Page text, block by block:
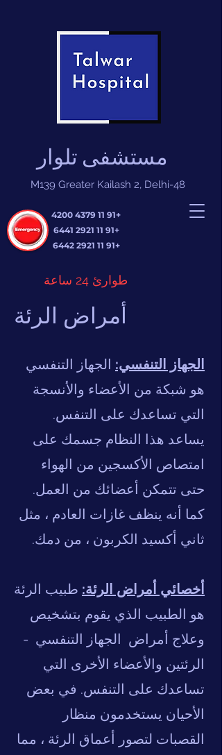
مستشفى تلوار
+91 11 4379 4200
+91 11 2921 6441
+91 11 2921 6442
طوارئ 24 ساعة
M139 Greater Kailash 2, Delhi-48
أمراض الرئة
الجهاز التنفسي: الجهاز التنفسي
هو شبكة من الأعضاء والأنسجة
التي تساعدك على التنفس.
يساعد هذا النظام جسمك على
امتصاص الأكسجين من الهواء
حتى تتمكن أعضائك من العمل.
كما أنه ينظف غازات العادم ، مثل
ثاني أكسيد الكربون ، من دمك.
أخصائي أمراض الرئة: طبيب الرئة
هو الطبيب الذي يقوم بتشخيص
وعلاج أمراض الجهاز التنفسي -
الرئتين والأعضاء الأخرى التي
تساعدك على التنفس. في بعض
الأحيان يستخدمون منظار
القصبات لتصور أعماق الرئة ، مما